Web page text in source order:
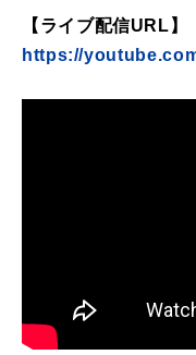
【ライブ配信URL】
https://